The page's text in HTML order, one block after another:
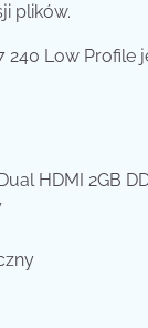
plików.
240 Low
HDMI 2GB